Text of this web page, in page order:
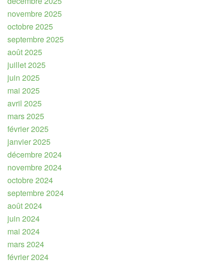
novembre 2025
octobre 2025
septembre 2025
août 2025
juillet 2025
juin 2025
mai 2025
avril 2025
mars 2025
février 2025
janvier 2025
décembre 2024
novembre 2024
octobre 2024
septembre 2024
août 2024
juin 2024
mai 2024
mars 2024
février 2024